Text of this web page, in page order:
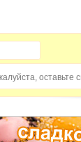
оставьте